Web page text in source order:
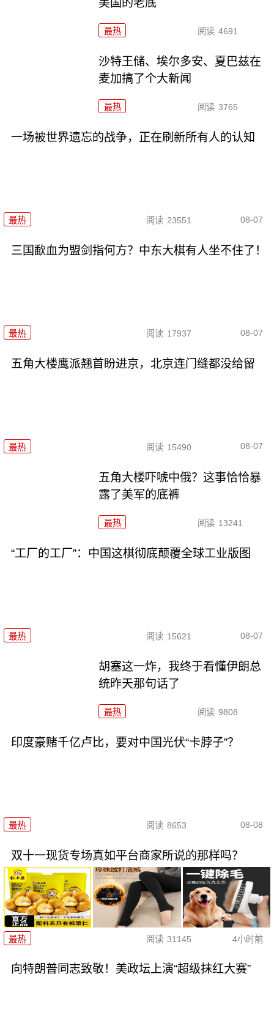
美国的老底
最热 阅读 4691
沙特王储、埃尔多安、夏巴兹在
麦加搞了个大新闻
最热 阅读 3765
一场被世界遗忘的战争，正在刷新所有人的认知
最热 阅读 23551 08-07
三国歃血为盟剑指何方？中东大棋有人坐不住了！
最热 阅读 17937 08-07
五角大楼鹰派翘首盼进京，北京连门缝都没给留
最热 阅读 15490 08-07
五角大楼吓唬中俄？这事恰恰暴
露了美军的底裤
最热 阅读 13241
“工厂的工厂”：中国这棋彻底颠覆全球工业版图
最热 阅读 15621 08-07
胡塞这一炸，我终于看懂伊朗总
统昨天那句话了
最热 阅读 9808
印度豪赌千亿卢比，要对中国光伏“卡脖子”？
最热 阅读 8653 08-08
双十一现货专场真如平台商家所说的那样吗？
最热 阅读 31145 4小时前
向特朗普同志致敬！美政坛上演“超级抹红大赛”